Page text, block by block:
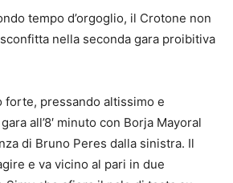
tempo d’orgoglio, il Crotone non
nella seconda gara proibitiva
forte, pressando altissimo e
all’8′ minuto con Borja Mayoral
di Bruno Peres dalla sinistra. Il
e va vicino al pari in due